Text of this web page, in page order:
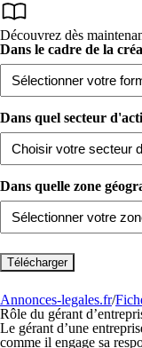
Découvrez dès
Dans le cadre de la
Dans quel secteur
Dans quelle zone
Annonces-legales.fr/
Rôle du gérant
Le gérant d’une
comme il engage sa